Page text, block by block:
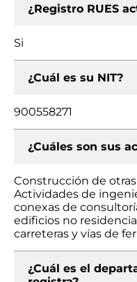
¿Registro RUES
Si
¿Cuál es su NIT?
900558271
¿Cuáles son sus
Construcción de
Actividades de
conexas de
edificios no
carreteras y vías de
¿Cuál es el